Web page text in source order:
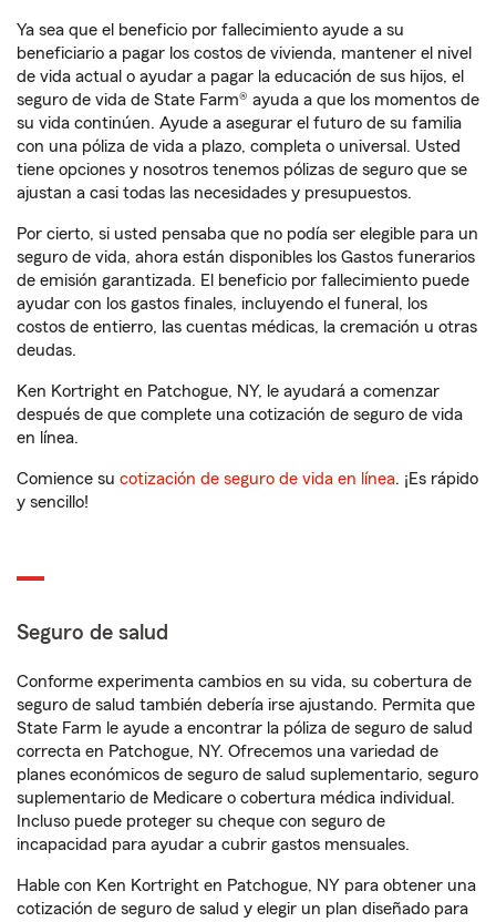
Ya sea que el beneficio por fallecimiento ayude a su
beneficiario a pagar los costos de vivienda, mantener el nivel
de vida actual o ayudar a pagar la educación de sus hijos, el
seguro de vida de State Farm® ayuda a que los momentos de
su vida continúen. Ayude a asegurar el futuro de su familia
con una póliza de vida a plazo, completa o universal. Usted
tiene opciones y nosotros tenemos pólizas de seguro que se
ajustan a casi todas las necesidades y presupuestos.
Por cierto, si usted pensaba que no podía ser elegible para un
seguro de vida, ahora están disponibles los Gastos funerarios
de emisión garantizada. El beneficio por fallecimiento puede
ayudar con los gastos finales, incluyendo el funeral, los
costos de entierro, las cuentas médicas, la cremación u otras
deudas.
Ken Kortright en Patchogue, NY, le ayudará a comenzar
después de que complete una cotización de seguro de vida
en línea.
Comience su cotización de seguro de vida en línea. ¡Es rápido
y sencillo!
Seguro de salud
Conforme experimenta cambios en su vida, su cobertura de
seguro de salud también debería irse ajustando. Permita que
State Farm le ayude a encontrar la póliza de seguro de salud
correcta en Patchogue, NY. Ofrecemos una variedad de
planes económicos de seguro de salud suplementario, seguro
suplementario de Medicare o cobertura médica individual.
Incluso puede proteger su cheque con seguro de
incapacidad para ayudar a cubrir gastos mensuales.
Hable con Ken Kortright en Patchogue, NY para obtener una
cotización de seguro de salud y elegir un plan diseñado para